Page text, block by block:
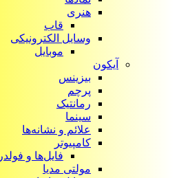
هنری
قاب
وسایل الکترونیکی
موبایل
آیکون‌
بیزینس
پرچم
رمانتیک
سینما
علائم و نشانه‌ها
کامپیوتر
فایل‌ها و
مولتی مدیا